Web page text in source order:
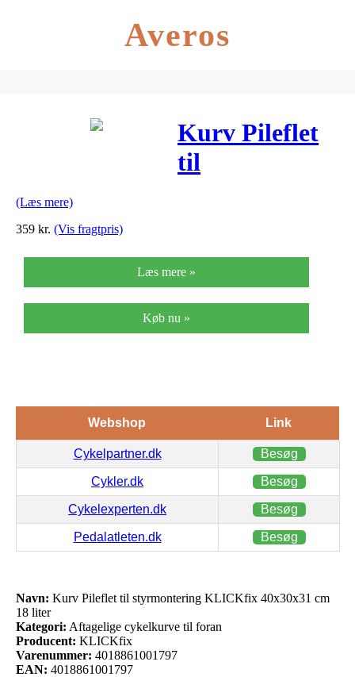
Averos
Kurv Pileflet
til
40x30x31 cm
18 liter
(Læs mere)
359 kr. (Vis fragtpris)
Læs mere »
Køb nu »
Webshop Link
Cykelpartner.dk Besøg
Cykler.dk Besøg
Cykelexperten.dk Besøg
Pedalatleten.dk Besøg
Navn: Kurv Pileflet til styrmontering KLICKfix 40x30x31 cm
18 liter
Kategori: Aftagelige cykelkurve til foran
Producent: KLICKfix
Varenummer: 4018861001797
EAN: 4018861001797